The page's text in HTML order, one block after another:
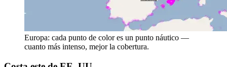
Europa: cada punto de color es un punto náutico —
cuanto más intenso, mejor la cobertura.